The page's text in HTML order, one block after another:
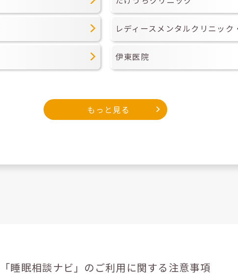
レディースメンタルクリニック
伊東医院
もっと見る
「睡眠相談ナビ」の ご利用に関する注意事項